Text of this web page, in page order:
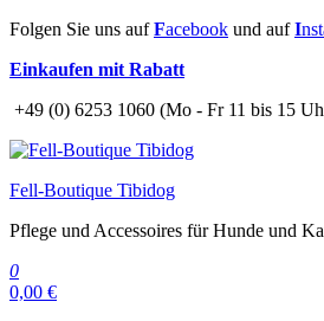
Zum
springen
Folgen Sie uns aufFacebook und aufI
Einkaufen mit Rabatt
+49 (0) 6253 1060 (Mo - Fr 11 bis 15
Fell-Boutique Tibidog
Pflege und Accessoires für Hunde und
0
0,00 €